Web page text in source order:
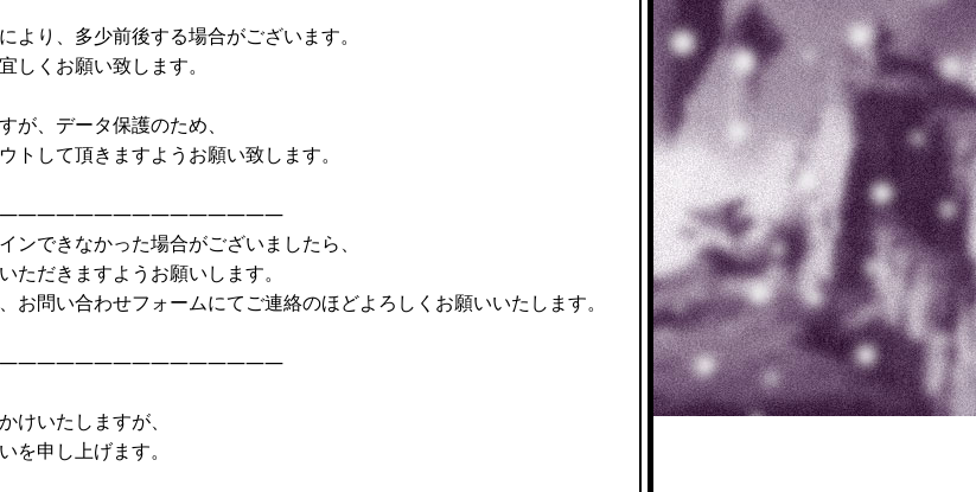
より、多少前後する場合がございます。
しくお願い致します。
が、データ保護のため、
トして頂きますようお願い致します。
ンできなかった場合がございましたら、
ただきますようお願いします。
お問い合わせフォームにてご連絡のほどよろしくお願いいたします。
けいたしますが、
を申し上げます。